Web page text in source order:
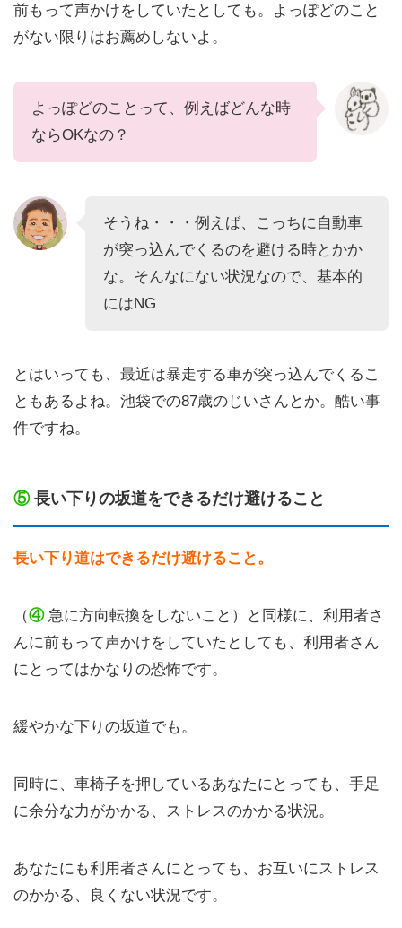
前もって声かけをしていたとしても。よっぽどのこと
がない限りはお薦めしないよ。
よっぽどのことって、例えばどんな時
ならOKなの？
そうね・・・例えば、こっちに自動車
が突っ込んでくるのを避ける時とかか
な。そんなにない状況なので、基本的
にはNG
とはいっても、最近は暴走する車が突っ込んでくるこ
ともあるよね。池袋での87歳のじいさんとか。酷い事
件ですね。
⑤長い下りの坂道をできるだけ避けること
長い下り道はできるだけ避けること。
（④急に方向転換をしないこと）と同様に、利用者さ
んに前もって声かけをしていたとしても、利用者さん
にとってはかなりの恐怖です。
緩やかな下りの坂道でも。
同時に、車椅子を押しているあなたにとっても、手足
に余分な力がかかる、ストレスのかかる状況。
あなたにも利用者さんにとっても、お互いにストレス
のかかる、良くない状況です。